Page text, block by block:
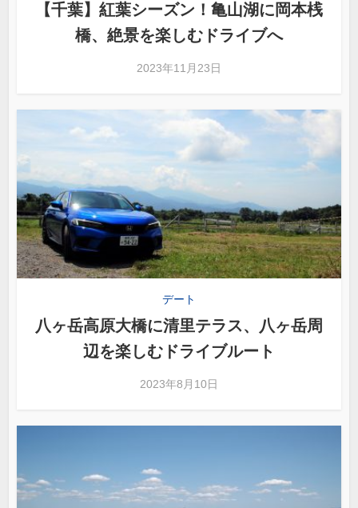
【千葉】紅葉シーズン！亀山湖に岡本桟
橋、絶景を楽しむドライブへ
2023年11月23日
デート
八ヶ岳高原大橋に清里テラス、八ヶ岳周
辺を楽しむドライブルート
2023年8月10日